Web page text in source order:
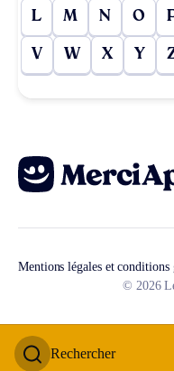
Rechercher
L M N O
V W X Y
Mentions légales et conditions
© 2026